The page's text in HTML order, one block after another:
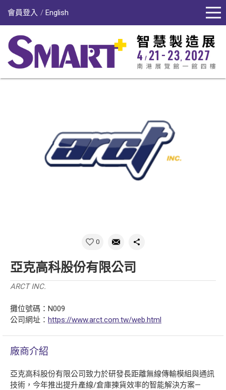
會員登入 English
0
亞克高科股份有限公司
ARCT INC.
攤位號碼：N009
公司網址： https://www.arct.com.tw/web.html
廠商介紹
亞克高科股份有限公司致力於研發長距離無線傳輸模組與通訊
技術，今年推出提升產線/倉庫揀貨效率的智能解決方案—